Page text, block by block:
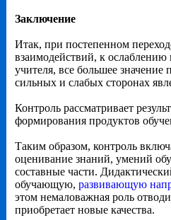
Заключение
Итак, при постепенном
взаимодействий, к
учителя, все большее значение
сильных и слабых сторонах
Контроль рассматривает
формирования продуктов
Таким образом, контроль
оценивание знаний, умений
составные части.
обучающую, развивающую
этом немаловажная роль
приобретает новые качества.